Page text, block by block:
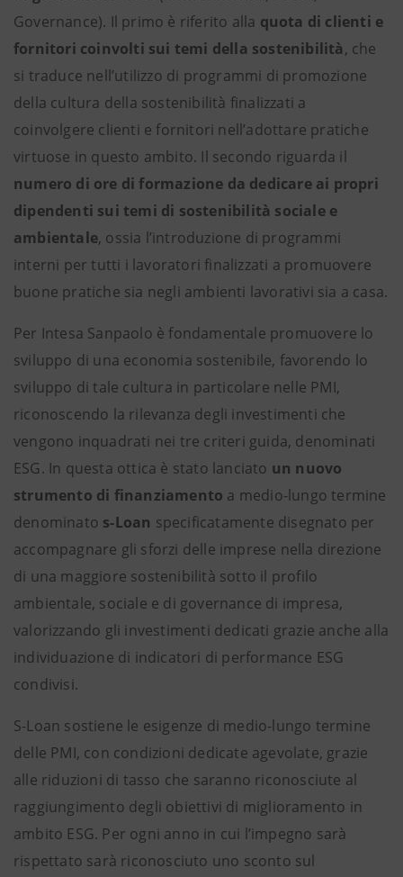
Governance). Il primo è riferito alla quota di clienti e
fornitori coinvolti sui temi della sostenibilità, che
si traduce nell’utilizzo di programmi di promozione
della cultura della sostenibilità finalizzati a
coinvolgere clienti e fornitori nell’adottare pratiche
virtuose in questo ambito. Il secondo riguarda il
numero di ore di formazione da dedicare ai propri
dipendenti sui temi di sostenibilità sociale e
ambientale, ossia l’introduzione di programmi
interni per tutti i lavoratori finalizzati a promuovere
buone pratiche sia negli ambienti lavorativi sia a casa.
Per Intesa Sanpaolo è fondamentale promuovere lo
sviluppo di una economia sostenibile, favorendo lo
sviluppo di tale cultura in particolare nelle PMI,
riconoscendo la rilevanza degli investimenti che
vengono inquadrati nei tre criteri guida, denominati
ESG. In questa ottica è stato lanciato un nuovo
strumento di finanziamento a medio-lungo termine
denominato s-Loan specificatamente disegnato per
accompagnare gli sforzi delle imprese nella direzione
di una maggiore sostenibilità sotto il profilo
ambientale, sociale e di governance di impresa,
valorizzando gli investimenti dedicati grazie anche alla
individuazione di indicatori di performance ESG
condivisi.
S-Loan sostiene le esigenze di medio-lungo termine
delle PMI, con condizioni dedicate agevolate, grazie
alle riduzioni di tasso che saranno riconosciute al
raggiungimento degli obiettivi di miglioramento in
ambito ESG. Per ogni anno in cui l’impegno sarà
rispettato sarà riconosciuto uno sconto sul